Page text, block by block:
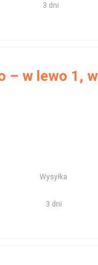
3 dni
– w lewo 1,
Wysyłka
3 dni